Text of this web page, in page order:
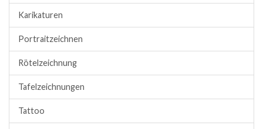
Karikaturen
Portraitzeichnen
Rötelzeichnung
Tafelzeichnungen
Tattoo